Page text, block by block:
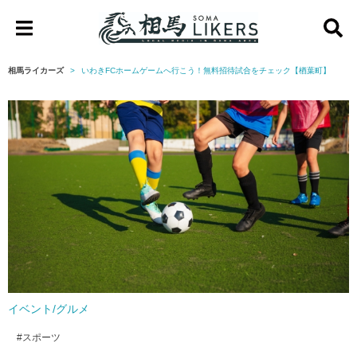
馬
イ
カ
ー
相馬ライカーズ いわきFCホームゲームへ行こう！無料招待試合をチェック【楢葉町】
イベント/グルメ
スポーツ